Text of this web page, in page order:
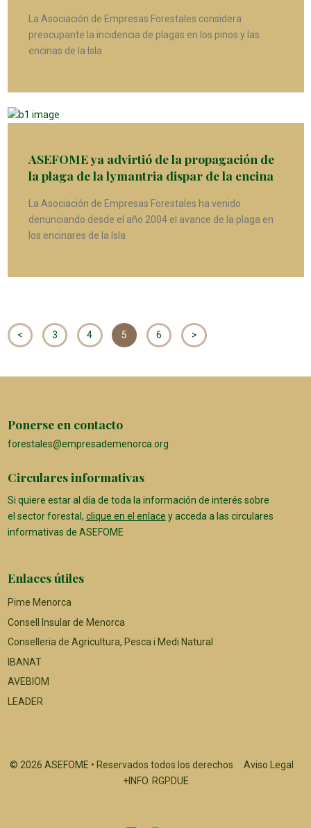
La Asociación de Empresas Forestales considera
preocupante la incidencia de plagas en los pinos y las
encinas de la Isla
ASEFOME ya advirtió de la propagación de
la plaga de la lymantria dispar de la encina
La Asociación de Empresas Forestales ha venido
denunciando desde el año 2004 el avance de la plaga en
los encinares de la Isla
< 3 4 5 6 >
Ponerse en contacto
forestales@empresademenorca.org
Circulares informativas
Si quiere estar al día de toda la información de interés sobre
el sector forestal, clique en el enlace y acceda a las circulares
informativas de ASEFOME
Enlaces útiles
Pime Menorca
Consell Insular de Menorca
Conselleria de Agricultura, Pesca i Medi Natural
IBANAT
AVEBIOM
LEADER
© 2026 ASEFOME • Reservados todos los derechos Aviso Legal
+INFO. RGPDUE